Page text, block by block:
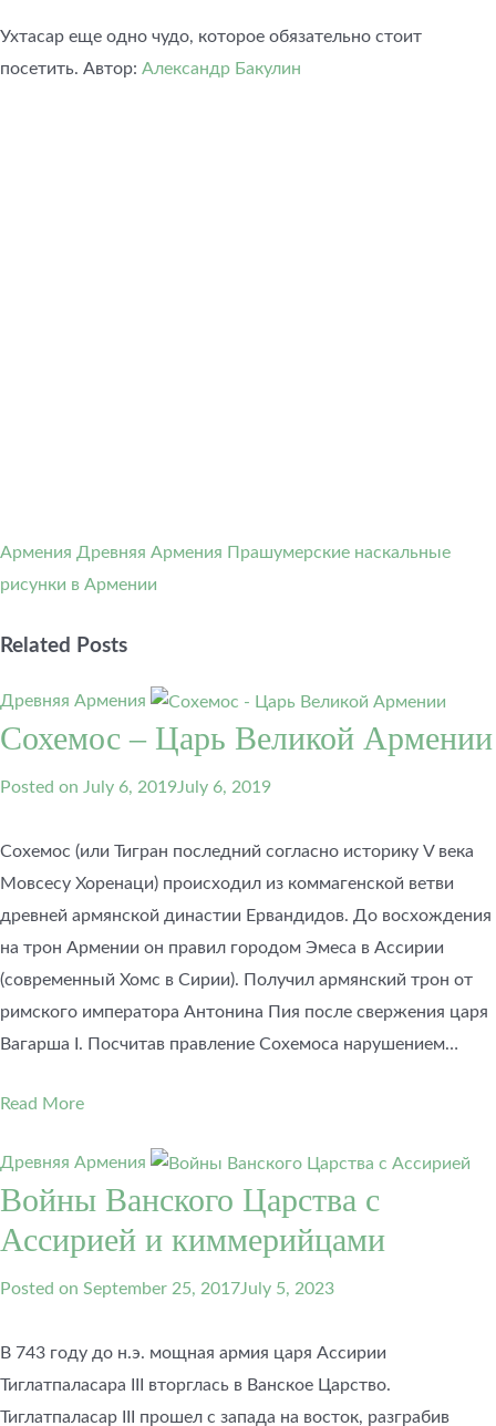
Ухтасар еще одно чудо, которое обязательно стоит
посетить. Автор: Александр Бакулин
Армения Древняя Армения Прашумерские наскальные
рисунки в Армении
Related Posts
Древняя Армения
Сохемос – Царь Великой Армении
Posted on July 6, 2019July 6, 2019
Сохемос (или Тигран последний согласно историку V века
Мовсесу Хоренаци) происходил из коммагенской ветви
древней армянской династии Ервандидов. До восхождения
на трон Армении он правил городом Эмеса в Ассирии
(современный Хомс в Сирии). Получил армянский трон от
римского императора Антонина Пия после свержения царя
Вагарша I. Посчитав правление Сохемоса нарушением…
Read More
Древняя Армения
Войны Ванского Царства с
Ассирией и киммерийцами
Posted on September 25, 2017July 5, 2023
В 743 году до н.э. мощная армия царя Ассирии
Тиглатпаласара III вторглась в Ванское Царство.
Тиглатпаласар III прошел с запада на восток, разграбив